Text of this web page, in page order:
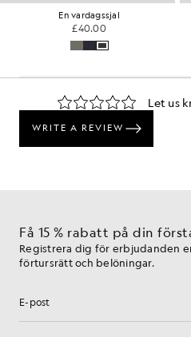
En vardagssjal
£40.00
Få 15 % rabatt på din
Registrera dig för erbjudanden
förtursrätt och belöningar.
E-postadress